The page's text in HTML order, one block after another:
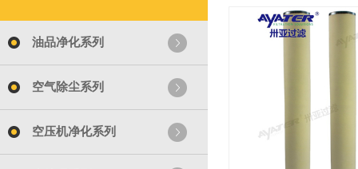
油品净化系列
空气除尘系列
空压机净化系列